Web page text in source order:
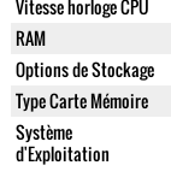
Vitesse horloge CPU
RAM
Options de Stockage
Type Carte Mémoire
Système
d'Exploitation